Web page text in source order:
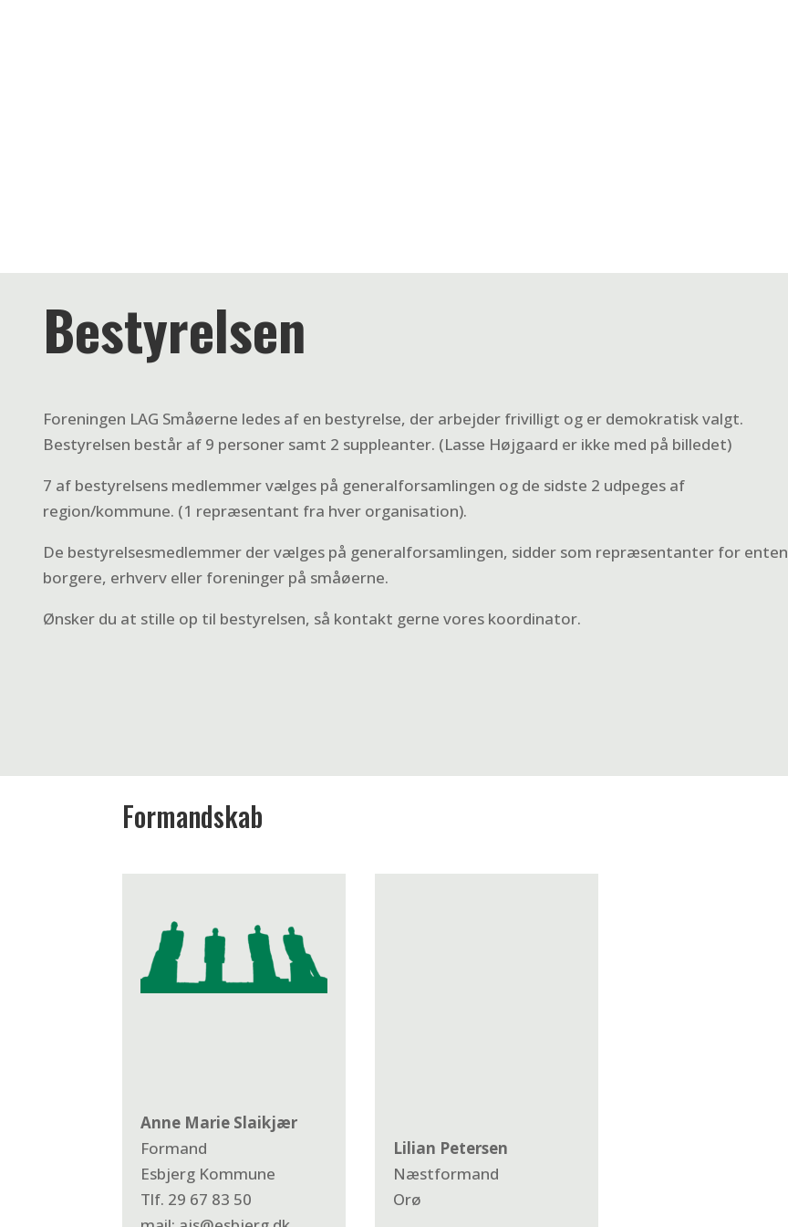
Bestyrelsen
Foreningen LAG Småøerne ledes af en bestyrelse, der arbejder frivilligt og er demokratisk valgt.
Bestyrelsen består af 9 personer samt 2 suppleanter. (Lasse Højgaard er ikke med på billedet)
7 af bestyrelsens medlemmer vælges på generalforsamlingen og de sidste 2 udpeges af
region/kommune. (1 repræsentant fra hver organisation).
De bestyrelsesmedlemmer der vælges på generalforsamlingen, sidder som repræsentanter for enten
borgere, erhverv eller foreninger på småøerne.
Ønsker du at stille op til bestyrelsen, så kontakt gerne vores koordinator.
Formandskab
Anne Marie Slaikjær
Formand
Esbjerg Kommune
Tlf. 29 67 83 50
Lilian Petersen
Næstformand
Orø